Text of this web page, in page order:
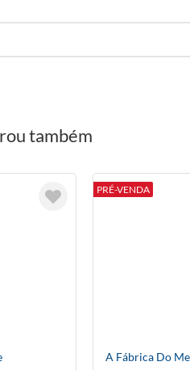
também
PRÉ-VENDA
A Fábrica Do